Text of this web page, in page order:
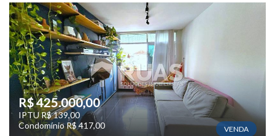
R$ 425.000,00
IPTU R$ 139,00
Condomínio R$ 417,00
VENDA